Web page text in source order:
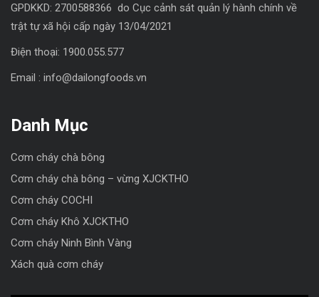
GPDKKD: 2700588366 do Cục cảnh sát quản lý hành chính về
trật tự xã hội cấp ngày 13/04/2021
Điện thoại: 1900.055.577
Email : info@dailongfoods.vn
Danh Mục
Cơm cháy chà bông
Cơm cháy chà bông – vừng XJCKTHO
Cơm cháy COCHI
Cơm cháy Khô XJCKTHO
Cơm cháy Ninh Bình Vàng
Xách quà cơm cháy